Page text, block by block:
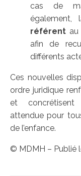
cas de
également,
référent
afin de
différents
Ces nouvelles
ordre juridique
et
attendue pour
de l’enfance.
© MDMH – Publié